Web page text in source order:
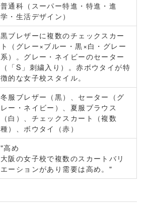
普通科（スーパー特進・特進・進
学・生活デザイン）
黒ブレザーに複数のチェックスカー
ト（グレー×ブルー・黒×白・グレー
系）。グレー・ネイビーのセーター
（「S」刺繍入り）。赤ボウタイが特
徴的な女子校スタイル。
冬服ブレザー（黒）、セーター（グ
レー・ネイビー）、夏服ブラウス
（白）、チェックスカート（複数
種）、ボウタイ（赤）
"高め
大阪の女子校で複数のスカートバリ
エーションがあり需要は高め。"